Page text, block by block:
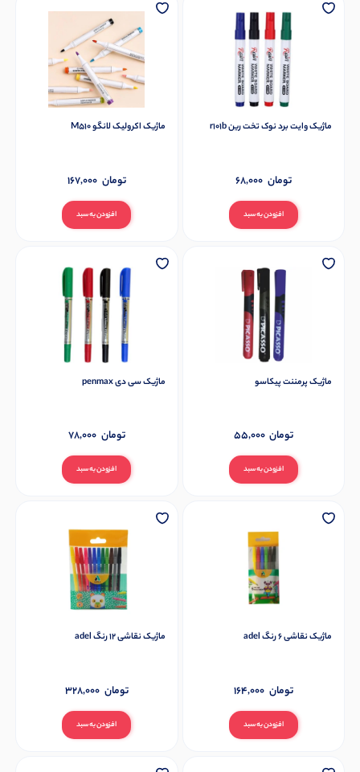
ماژیک وایت برد نوک تخت رین r101b
افزودن به سبد
68,000 تومان
ماژیک اکرولیک لانگو M510
افزودن به سبد
167,000 تومان
ماژیک پرمننت پیکاسو
افزودن به سبد
55,000 تومان
ماژیک سی دی penmax
افزودن به سبد
78,000 تومان
ماژیک نقاشی 6 رنگ adel
افزودن به سبد
164,000 تومان
ماژیک نقاشی 12 رنگ adel
افزودن به سبد
328,000 تومان